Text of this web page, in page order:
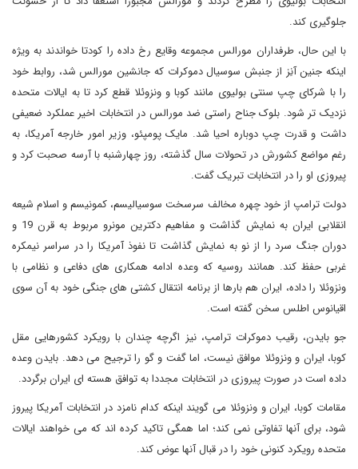
جلوگیری کند.
با این حال، طرفداران مورالس مجموعه وقایع رخ داده را کودتا خواندند به ویژه
اینکه جنین آنِز از جنبش سوسیال دموکرات که جانشین مورالس شد، روابط خود
را با شرکای چپ سنتی بولیوی مانند کوبا و ونزوئلا قطع کرد تا به ایالات متحده
نزدیک تر شود. بلوک جناح راستی ضد مورالس در انتخابات اخیر عملکرد ضعیفی
داشت و قدرت چپ دوباره احیا شد. مایک پومپئو، وزیر امور خارجه آمریکا، به
رغم مواضع کشورش در تحولات سال گذشته، روز چهارشنبه با آرسه صحبت کرد و
پیروزی او را در انتخابات تبریک گفت.
دولت ترامپ از خود چهره مخالف سرسخت سوسیالیسم، کمونیسم و اسلام شیعه
انقلابی ایران به نمایش گذاشت و مفاهیم دکترین مونرو مربوط به قرن 19 و
دوران جنگ سرد را از نو به نمایش گذاشت تا نفوذ آمریکا را در سراسر نیمکره
غربی حفظ کند. همانند روسیه که وعده ادامه همکاری های دفاعی و نظامی با
ونزوئلا را داده، ایران هم بارها از برنامه انتقال کشتی های جنگی خود به آن سوی
اقیانوس اطلس سخن گفته است.
جو بایدن، رقیب دموکرات ترامپ، نیز اگرچه چندان با رویکرد کشورهایی مقل
کوبا، ایران و ونزوئلا موافق نیست، اما گفت و گو را ترجیح می دهد. بایدن وعده
داده است در صورت پیروزی در انتخابات مجددا به توافق هسته ای ایران برگردد.
مقامات کوبا، ایران و ونزوئلا می گویند اینکه کدام نامزد در انتخابات آمریکا پیروز
شود، برای آنها تفاوتی نمی کند؛ اما همگی تاکید کرده اند که می خواهند ایالات
متحده رویکرد کنونی خود را در قبال آنها عوض کند.